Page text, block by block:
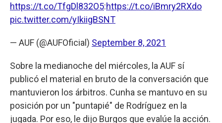
https://t.co/TfgDl832O5:https://t.co/iBmry2RXdo
pic.twitter.com/yIkiigBSNT
— AUF (@AUFOficial) September 8, 2021
Sobre la medianoche del miércoles, la AUF sí
publicó el material en bruto de la conversación que
mantuvieron los árbitros. Cunha se mantuvo en su
posición por un "puntapié" de Rodríguez en la
jugada. Por eso, le dijo Burgos que evalúe la acción.